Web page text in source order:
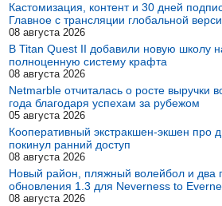
Кастомизация, контент и 30 дней
Главное с трансляции глобальной
08 августа 2026
В Titan Quest II добавили новую школу
полноценную систему крафта
08 августа 2026
Netmarble отчиталась о росте выручки
года благодаря успехам за рубежом
05 августа 2026
Кооперативный экстракшен-экшен про
покинул ранний доступ
08 августа 2026
Новый район, пляжный волейбол и два
обновления 1.3 для Neverness to
08 августа 2026